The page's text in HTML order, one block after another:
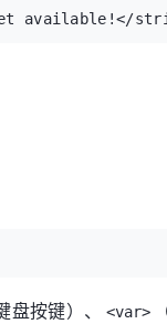
available!</
盘按键）、 <var>